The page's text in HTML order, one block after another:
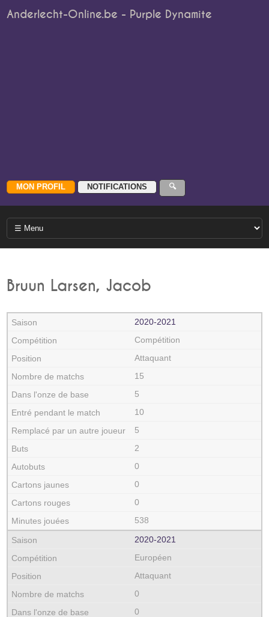
Anderlecht-Online.be - Purple Dynamite
Bruun Larsen, Jacob
2020‑2021
Compétition
Attaquant
15
5
10
5
2
0
0
0
538
2020‑2021
Européen
Attaquant
0
0